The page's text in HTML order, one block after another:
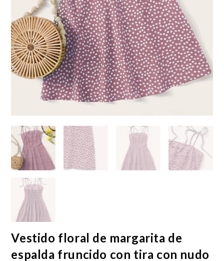
Vestido floral de margarita de
espalda fruncido con tira con nudo